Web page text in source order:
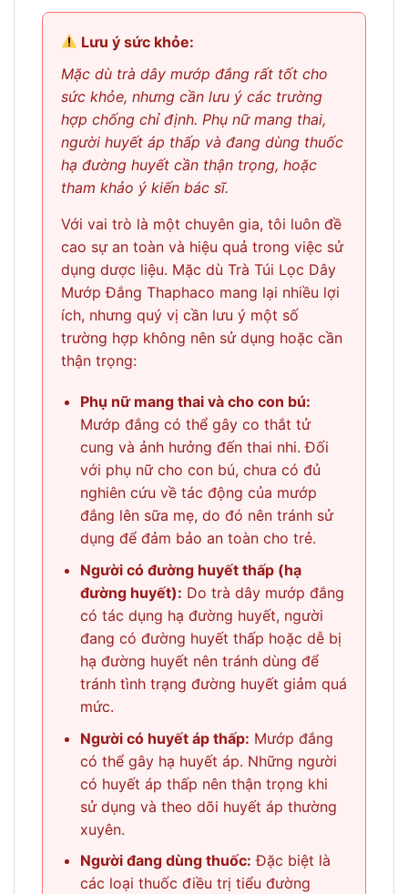
Lưu ý sức khỏe:
Mặc dù trà dây mướp đắng rất tốt cho
sức khỏe, nhưng cần lưu ý các trường
hợp chống chỉ định. Phụ nữ mang thai,
người huyết áp thấp và đang dùng thuốc
hạ đường huyết cần thận trọng, hoặc
tham khảo ý kiến bác sĩ.
Với vai trò là một chuyên gia, tôi luôn đề
cao sự an toàn và hiệu quả trong việc sử
dụng dược liệu. Mặc dù Trà Túi Lọc Dây
Mướp Đắng Thaphaco mang lại nhiều lợi
ích, nhưng quý vị cần lưu ý một số
trường hợp không nên sử dụng hoặc cần
thận trọng:
Phụ nữ mang thai và cho con bú:
Mướp đắng có thể gây co thắt tử
cung và ảnh hưởng đến thai nhi. Đối
với phụ nữ cho con bú, chưa có đủ
nghiên cứu về tác động của mướp
đắng lên sữa mẹ, do đó nên tránh sử
dụng để đảm bảo an toàn cho trẻ.
Người có đường huyết thấp (hạ
đường huyết): Do trà dây mướp đắng
có tác dụng hạ đường huyết, người
đang có đường huyết thấp hoặc dễ bị
hạ đường huyết nên tránh dùng để
tránh tình trạng đường huyết giảm quá
mức.
Người có huyết áp thấp: Mướp đắng
có thể gây hạ huyết áp. Những người
có huyết áp thấp nên thận trọng khi
sử dụng và theo dõi huyết áp thường
xuyên.
Người đang dùng thuốc: Đặc biệt là
các loại thuốc điều trị tiểu đường